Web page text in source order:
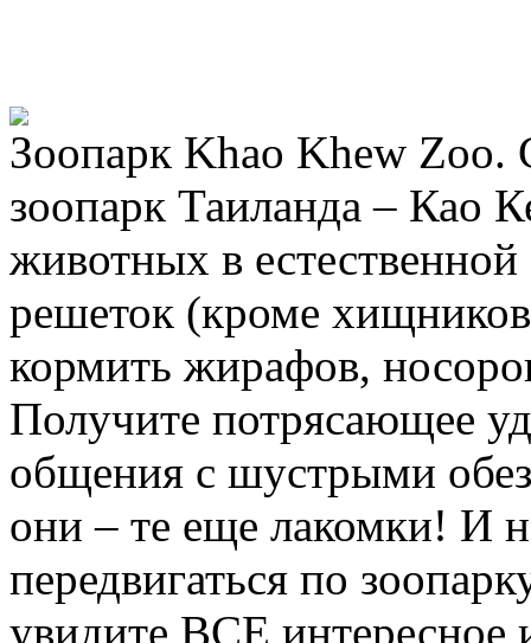
Зоопарк Khao Khew
зоопарк Таиланда – Као
животных в естественной
решеток (кроме
кормить жирафов,
Получите потрясающее
общения с шустрыми
они – те еще лакомки! И
передвигаться по
увидите ВСЕ интересное